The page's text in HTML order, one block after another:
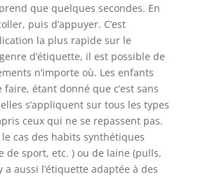
que quelques secondes. En
puis d’appuyer. C’est
la plus rapide sur le
d’étiquette, il est possible de
n’importe où. Les enfants
étant donné que c’est sans
s’appliquent sur tous les types
ceux qui ne se repassent pas.
le cas des habits synthétiques
de sport, etc. ) ou de laine (pulls,
a aussi l’étiquette adaptée à des